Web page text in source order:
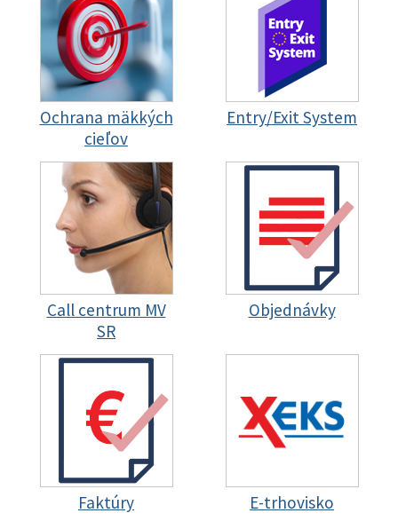
Ochrana mäkkých
cieľov
Entry/Exit System
Call centrum MV
SR
Objednávky
Faktúry E-trhovisko